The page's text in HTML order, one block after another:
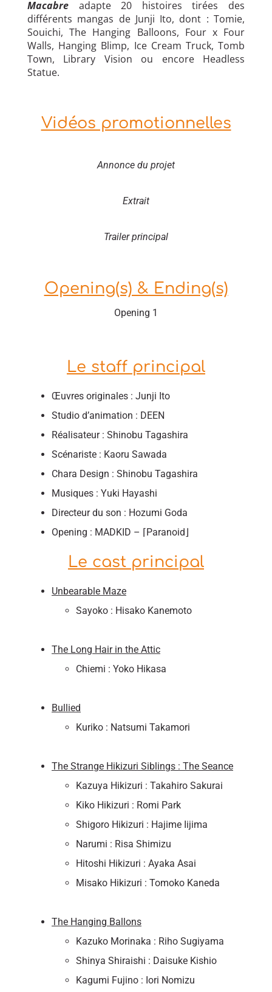
Macabre adapte 20 histoires tirées des
différents mangas de Junji Ito, dont : Tomie,
Souichi, The Hanging Balloons, Four x Four
Walls, Hanging Blimp, Ice Cream Truck, Tomb
Town, Library Vision ou encore Headless
Statue.
Vidéos promotionnelles
Annonce du projet
Extrait
Trailer principal
Opening(s) & Ending(s)
Opening 1
Le staff principal
Œuvres originales : Junji Ito
Studio d’animation : DEEN
Réalisateur : Shinobu Tagashira
Scénariste : Kaoru Sawada
Chara Design : Shinobu Tagashira
Musiques : Yuki Hayashi
Directeur du son : Hozumi Goda
Opening : MADKID – ⌈Paranoid⌋
Le cast principal
Unbearable Maze
Sayoko : Hisako Kanemoto
The Long Hair in the Attic
Chiemi : Yoko Hikasa
Bullied
Kuriko : Natsumi Takamori
The Strange Hikizuri Siblings : The Seance
Kazuya Hikizuri : Takahiro Sakurai
Kiko Hikizuri : Romi Park
Shigoro Hikizuri : Hajime Iijima
Narumi : Risa Shimizu
Hitoshi Hikizuri : Ayaka Asai
Misako Hikizuri : Tomoko Kaneda
The Hanging Ballons
Kazuko Morinaka : Riho Sugiyama
Shinya Shiraishi : Daisuke Kishio
Kagumi Fujino : Iori Nomizu